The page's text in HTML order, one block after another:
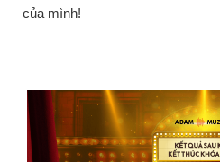
của mình!